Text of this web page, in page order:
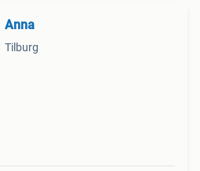
Anna
Tilburg